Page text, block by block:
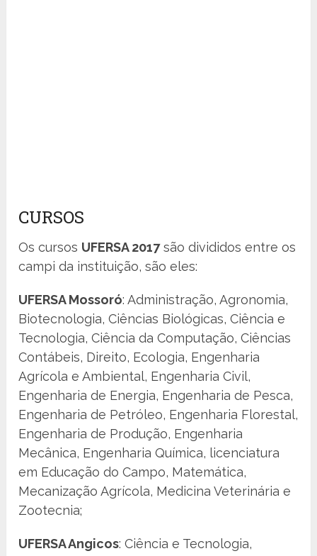
CURSOS
Os cursos UFERSA 2017são divididos entre os
campi da instituição, são eles:
UFERSA Mossoró: Administração, Agronomia,
Biotecnologia, Ciências Biológicas, Ciência e
Tecnologia, Ciência da Computação, Ciências
Contábeis, Direito, Ecologia, Engenharia
Agrícola e Ambiental, Engenharia Civil,
Engenharia de Energia, Engenharia de Pesca,
Engenharia de Petróleo, Engenharia Florestal,
Engenharia de Produção, Engenharia
Mecânica, Engenharia Química, licenciatura
em Educação do Campo, Matemática,
Mecanização Agrícola, Medicina Veterinária e
Zootecnia;
UFERSA Angicos: Ciência e Tecnologia,